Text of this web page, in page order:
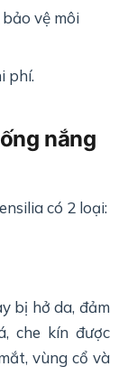
vệ môi
phí.
nắng
có 2 loại:
bị hở da, đảm
che kín được
vùng cổ và